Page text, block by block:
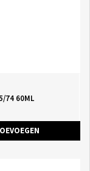
74 60ML